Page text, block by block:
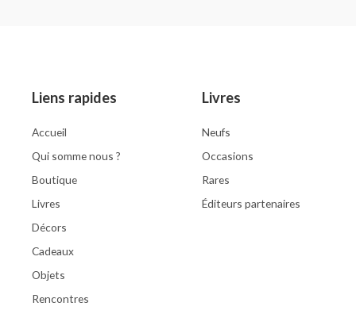
Liens rapides
Accueil
Qui somme nous ?
Boutique
Livres
Décors
Cadeaux
Objets
Rencontres
Livres
Neufs
Occasions
Rares
Éditeurs partenaires